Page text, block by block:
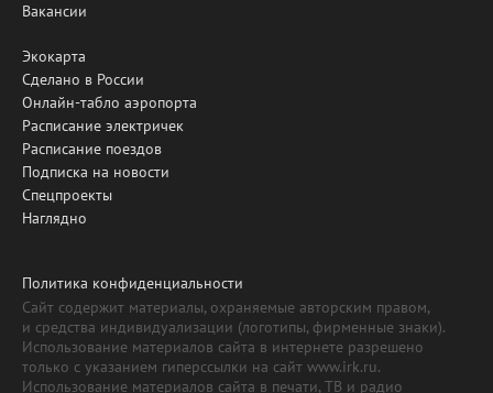
Вакансии
Экокарта
Сделано в России
Онлайн-табло аэропорта
Расписание электричек
Расписание поездов
Подписка на новости
Спецпроекты
Наглядно
Политика конфиденциальности
Сайт содержит материалы, охраняемые авторским правом,
и средства индивидуализации (логотипы, фирменные знаки).
Использование материалов сайта в интернете разрешено
только с указанием гиперссылки на сайт www.irk.ru.
Использование материалов сайта в печати, ТВ и радио